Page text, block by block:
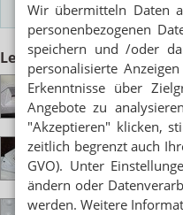
Wir übermitteln Daten
personenbezogenen
speichern und /oder
personalisierte
Erkenntnisse über
Angebote zu
"Akzeptieren" klicken,
zeitlich begrenzt auch
GVO). Unter
ändern oder
werden. Weitere
Hinweis zum
Lesen Sie auch
„KEIN
Schnelltests erkennen
INSGESAMT 46 TESTS
PEI: Weitere 20
GUTE ERGEBNISSE